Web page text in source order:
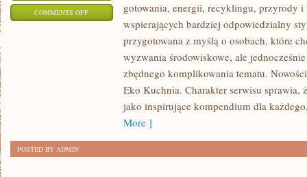
COMMENTS OFFON
gotowania, energii, recyklingu, przyrody i
wspierających bardziej odpowiedzialny
przygotowana z myślą o osobach, które
wyzwania środowiskowe, ale
zbędnego komplikowania tematu.
Eko Kuchnia. Charakter serwisu sprawia,
jako inspirujące kompendium dla
More ]
POSTED BY ADMIN